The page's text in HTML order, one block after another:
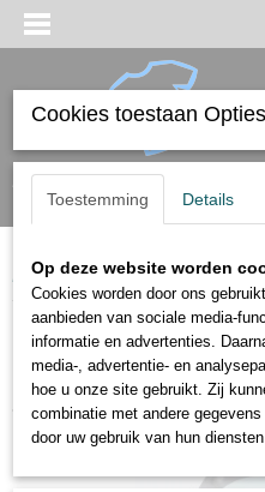
Inloggen Registreren
Home >Bedrukte WC bril
Sorteer op:
Cookies toestaan Opties
Toestemming Details
Op deze website worden
Cookies worden door ons
aanbieden van sociale media-
informatie en advertenties.
media-, advertentie- en
hoe u onze site gebruikt. Zij
combinatie met andere
door uw gebruik van hun